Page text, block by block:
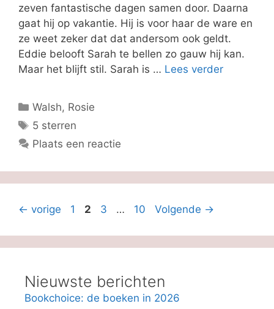
zeven fantastische dagen samen door. Daarna
gaat hij op vakantie. Hij is voor haar de ware en
ze weet zeker dat dat andersom ook geldt.
Eddie belooft Sarah te bellen zo gauw hij kan.
Maar het blijft stil. Sarah is … Lees verder
Categorieën
Walsh, Rosie
Tags
5 sterren
Plaats een reactie
← vorige Pagina
1 Pagina
2 Pagina
3 … Pagina
10 Volgende →
Nieuwste berichten
Bookchoice: de boeken in 2026